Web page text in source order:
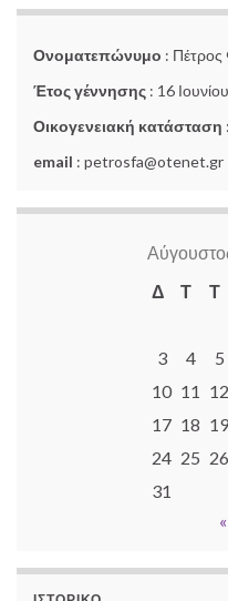
Ονοματεπώνυμο :
Έτος γέννησης : 16
Οικογενειακή κατάσταση
email : petrosfa@otenet.gr
Δ
Τ Τ
3
4 5
10 11 12
17 18 19
24 25 26
31